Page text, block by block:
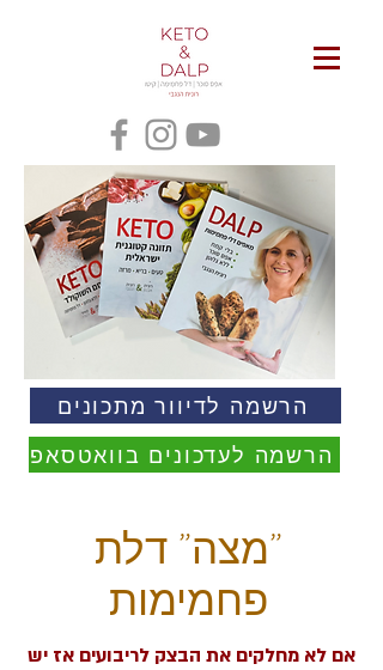
הרשמה לדיוור מתכונים
הרשמה לעדכונים בוואטסאפ
"מצה" דלת
פחמימות
אם לא מחלקים את הבצק לריבועים אז יש